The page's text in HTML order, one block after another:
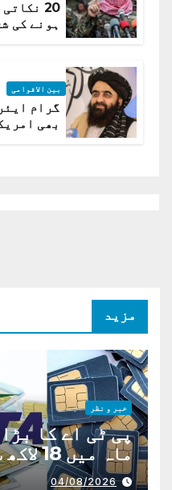
20
ہونے کی
بین الاقوامی
گرام
بھی
مزید
خبر و نظر
ماہ میں 18 لاکھ سے زائد سمز بلاک
04/08/2026